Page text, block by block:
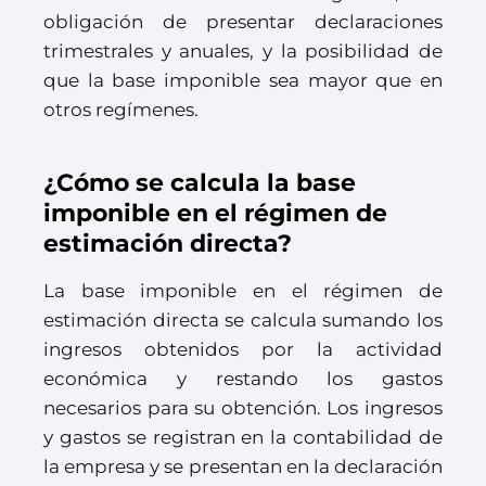
obligación de presentar declaraciones
trimestrales y anuales, y la posibilidad de
que la base imponible sea mayor que en
otros regímenes.
¿Cómo se calcula la base
imponible en el régimen de
estimación directa?
La base imponible en el régimen de
estimación directa se calcula sumando los
ingresos obtenidos por la actividad
económica y restando los gastos
necesarios para su obtención. Los ingresos
y gastos se registran en la contabilidad de
la empresa y se presentan en la declaración